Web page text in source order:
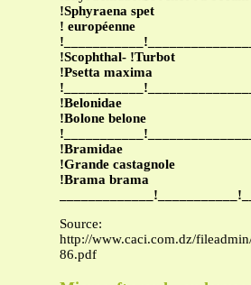
!Sphyraena spet
! européenne
!Scophthal- !Turbot
!Psetta maxima
!Belonidae
!Bolone belone
!Bramidae
!Grande castagnole
!Brama brama
Source:
http://www.caci.com.dz/
86.pdf